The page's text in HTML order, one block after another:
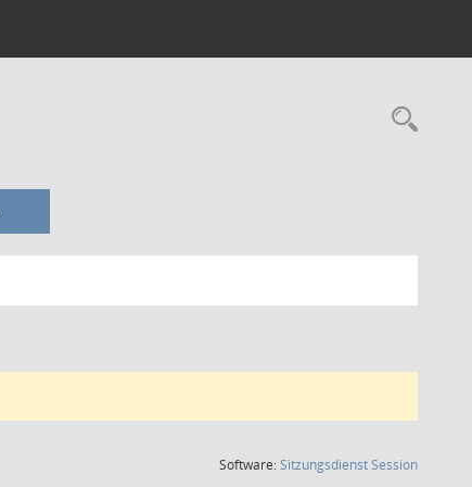
Software:SitzungsdienstSession(Wird in